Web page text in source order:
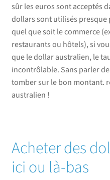
sûr les euros sont acceptés
dollars sont utilisés presque
quel que soit le commerce
restaurants ou hôtels), si
que le dollar australien, le
incontrôlable. Sans parler
tomber sur le bon montant.
australien !
Acheter des
ici ou là-bas